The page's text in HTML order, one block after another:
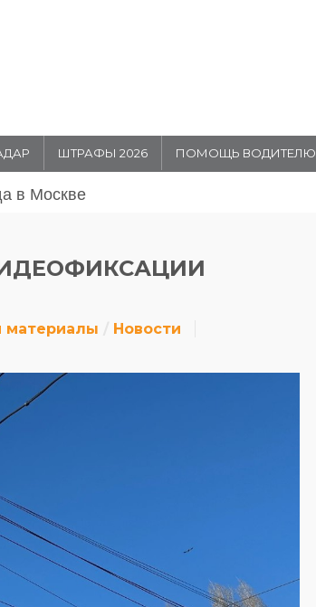
ШТРАФЫ 2026 ПОМОЩЬ ВОДИТЕЛЮ
года в Москве
материалы
Новости